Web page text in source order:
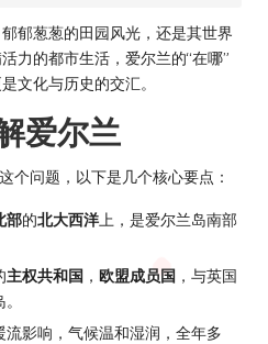
郁葱葱的田园风光，还是其世界
力的都市生活，爱尔兰的“在哪”
文化与历史的交汇。
爱尔兰
个问题，以下是几个核心要点：
部的北大西洋上，是爱尔兰岛南部
主权共和国 ， 欧盟成员国 ，与英国
流影响，气候温和湿润，全年多